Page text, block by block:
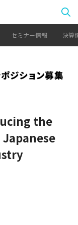
セミナー情報 決算
the